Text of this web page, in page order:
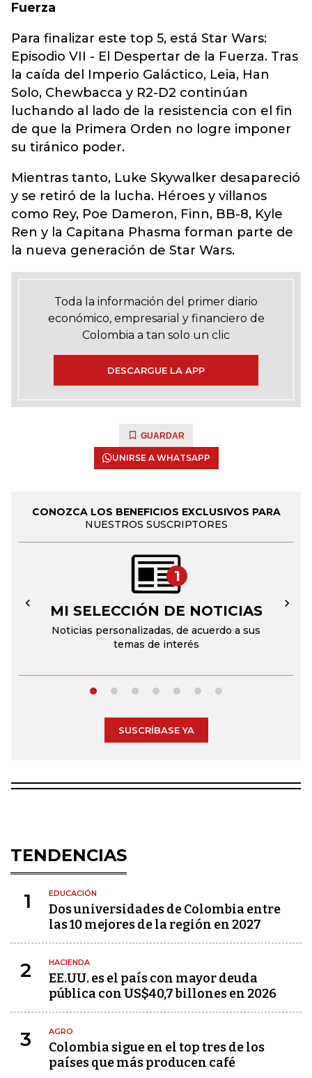
Fuerza
Para finalizar este top 5, está Star Wars:
Episodio VII - El Despertar de la Fuerza. Tras
la caída del Imperio Galáctico, Leia, Han
Solo, Chewbacca y R2-D2 continúan
luchando al lado de la resistencia con el fin
de que la Primera Orden no logre imponer
su tiránico poder.
Mientras tanto, Luke Skywalker desapareció
y se retiró de la lucha. Héroes y villanos
como Rey, Poe Dameron, Finn, BB-8, Kyle
Ren y la Capitana Phasma forman parte de
la nueva generación de Star Wars.
Toda la información del primer diario
económico, empresarial y financiero de
Colombia a tan solo un clic
DESCARGUE LA APP
GUARDAR
UNIRSE A WHATSAPP
CONOZCA LOS BENEFICIOS EXCLUSIVOS PARA
NUESTROS SUSCRIPTORES
1
MI SELECCIÓN DE NOTICIAS
Noticias personalizadas, de acuerdo a sus
temas de interés
← →
SUSCRÍBASE YA
TENDENCIAS
1 EDUCACIÓN
Dos universidades de Colombia entre
las 10 mejores de la región en 2027
2 HACIENDA
EE.UU. es el país con mayor deuda
pública con US$40,7 billones en 2026
3 AGRO
Colombia sigue en el top tres de los
países que más producen café